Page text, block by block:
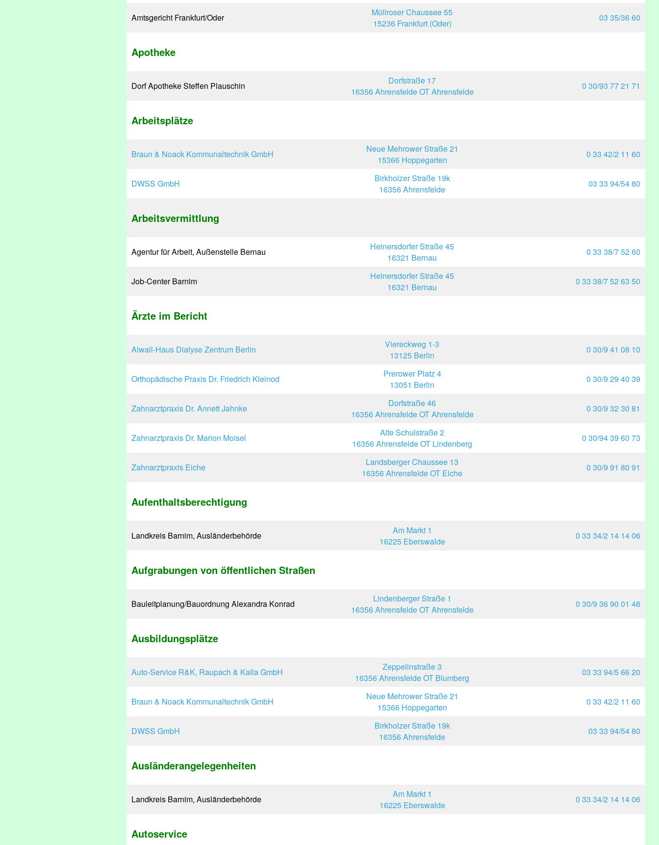
Amtsgericht Frankfurt/Oder
Müllroser Chaussee 55
15236 Frankfurt (Oder)
03 35/36 60
Apotheke
Dorf Apotheke Steffen Plauschin
Dorfstraße 17
16356 Ahrensfelde OT Ahrensfelde
0 30/93 77 21 71
Arbeitsplätze
Braun & Noack Kommunaltechnik GmbH
Neue Mehrower Straße 21
15366 Hoppegarten
0 33 42/2 11 60
DWSS GmbH
Birkholzer Straße 19k
16356 Ahrensfelde
03 33 94/54 80
Arbeitsvermittlung
Agentur für Arbeit, Außenstelle Bernau
Heinersdorfer Straße 45
16321 Bernau
0 33 38/7 52 60
Job-Center Barnim
Heinersdorfer Straße 45
16321 Bernau
0 33 38/7 52 63 50
Ärzte im Bericht
Alwall-Haus Dialyse Zentrum Berlin
Viereckweg 1-3
13125 Berlin
0 30/9 41 08 10
Orthopädische Praxis Dr. Friedrich Kleinod
Prerower Platz 4
13051 Berlin
0 30/9 29 40 39
Zahnarztpraxis Dr. Annett Jahnke
Dorfstraße 46
16356 Ahrensfelde OT Ahrensfelde
0 30/9 32 30 81
Zahnarztpraxis Dr. Marion Moisel
Alte Schulstraße 2
16356 Ahrensfelde OT Lindenberg
0 30/94 39 60 73
Zahnarztpraxis Eiche
Landsberger Chaussee 13
16356 Ahrensfelde OT Eiche
0 30/9 91 80 91
Aufenthaltsberechtigung
Landkreis Barnim, Ausländerbehörde
Am Markt 1
16225 Eberswalde
0 33 34/2 14 14 06
Aufgrabungen von öffentlichen Straßen
Bauleitplanung/Bauordnung Alexandra Konrad
Lindenberger Straße 1
16356 Ahrensfelde OT Ahrensfelde
0 30/9 36 90 01 48
Ausbildungsplätze
Auto-Service R&K, Raupach & Kalla GmbH
Zeppelinstraße 3
16356 Ahrensfelde OT Blumberg
03 33 94/5 66 20
Braun & Noack Kommunaltechnik GmbH
Neue Mehrower Straße 21
15366 Hoppegarten
0 33 42/2 11 60
DWSS GmbH
Birkholzer Straße 19k
16356 Ahrensfelde
03 33 94/54 80
Ausländerangelegenheiten
Landkreis Barnim, Ausländerbehörde
Am Markt 1
16225 Eberswalde
0 33 34/2 14 14 06
Autoservice